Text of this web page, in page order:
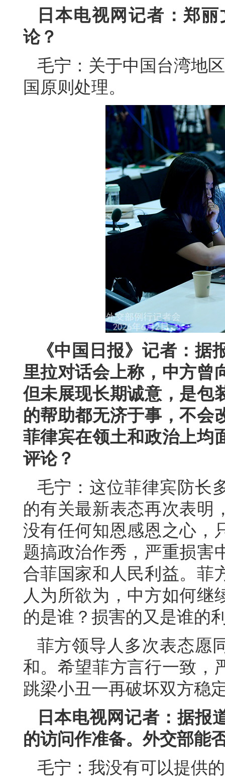
日本电视网记者：郑
论？
毛宁：关于中国台湾地
国原则处理。
《中国日报》记者：
里拉对话会上称，中方曾
但未展现长期诚意，是包
的帮助都无济于事，不会
菲律宾在领土和政治上均
评论？
毛宁：这位菲律宾防长
的有关最新表态再次表明
没有任何知恩感恩之心，
题搞政治作秀，严重损害
合菲国家和人民利益。菲
人为所欲为，中方如何继
的是谁？损害的又是谁的
菲方领导人多次表态愿
和。希望菲方言行一致，
跳梁小丑一再破坏双方稳
日本电视网记者：据报
的访问作准备。外交部能
毛宁：我没有可以提供